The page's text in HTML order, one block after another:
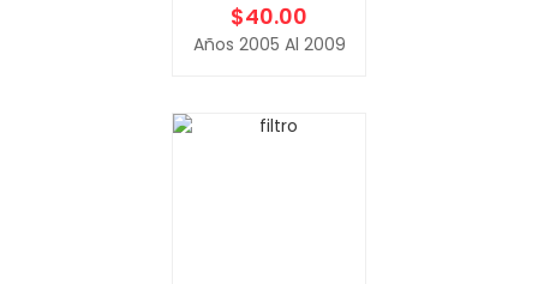
$40.00
Años 2005 Al 2009